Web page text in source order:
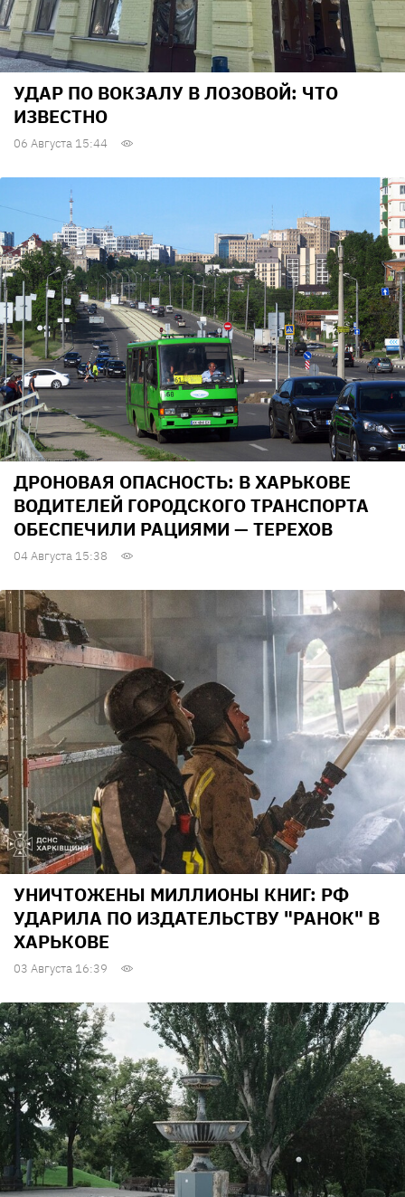
УДАР ПО ВОКЗАЛУ В ЛОЗОВОЙ: ЧТО
ИЗВЕСТНО
06 Августа 15:44
ДРОНОВАЯ ОПАСНОСТЬ: В ХАРЬКОВЕ
ВОДИТЕЛЕЙ ГОРОДСКОГО ТРАНСПОРТА
ОБЕСПЕЧИЛИ РАЦИЯМИ — ТЕРЕХОВ
04 Августа 15:38
УНИЧТОЖЕНЫ МИЛЛИОНЫ КНИГ: РФ
УДАРИЛА ПО ИЗДАТЕЛЬСТВУ "РАНОК" В
ХАРЬКОВЕ
03 Августа 16:39